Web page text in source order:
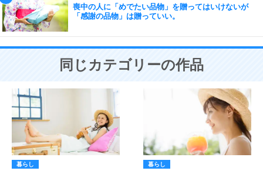
喪中の人に「めでたい品物」を贈ってはいけないが
「感謝の品物」は贈っていい。
同じカテゴリーの作品
暮らし 暮らし